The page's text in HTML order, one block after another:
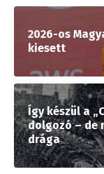
2026-os
kiesett
Így készül a
dolgozó – de
drága